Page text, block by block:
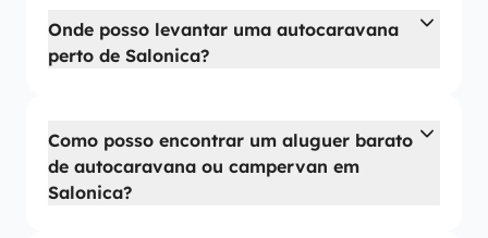
Onde posso levantar uma autocaravana
perto de Salonica?
Como posso encontrar um aluguer barato
de autocaravana ou campervan em
Salonica?